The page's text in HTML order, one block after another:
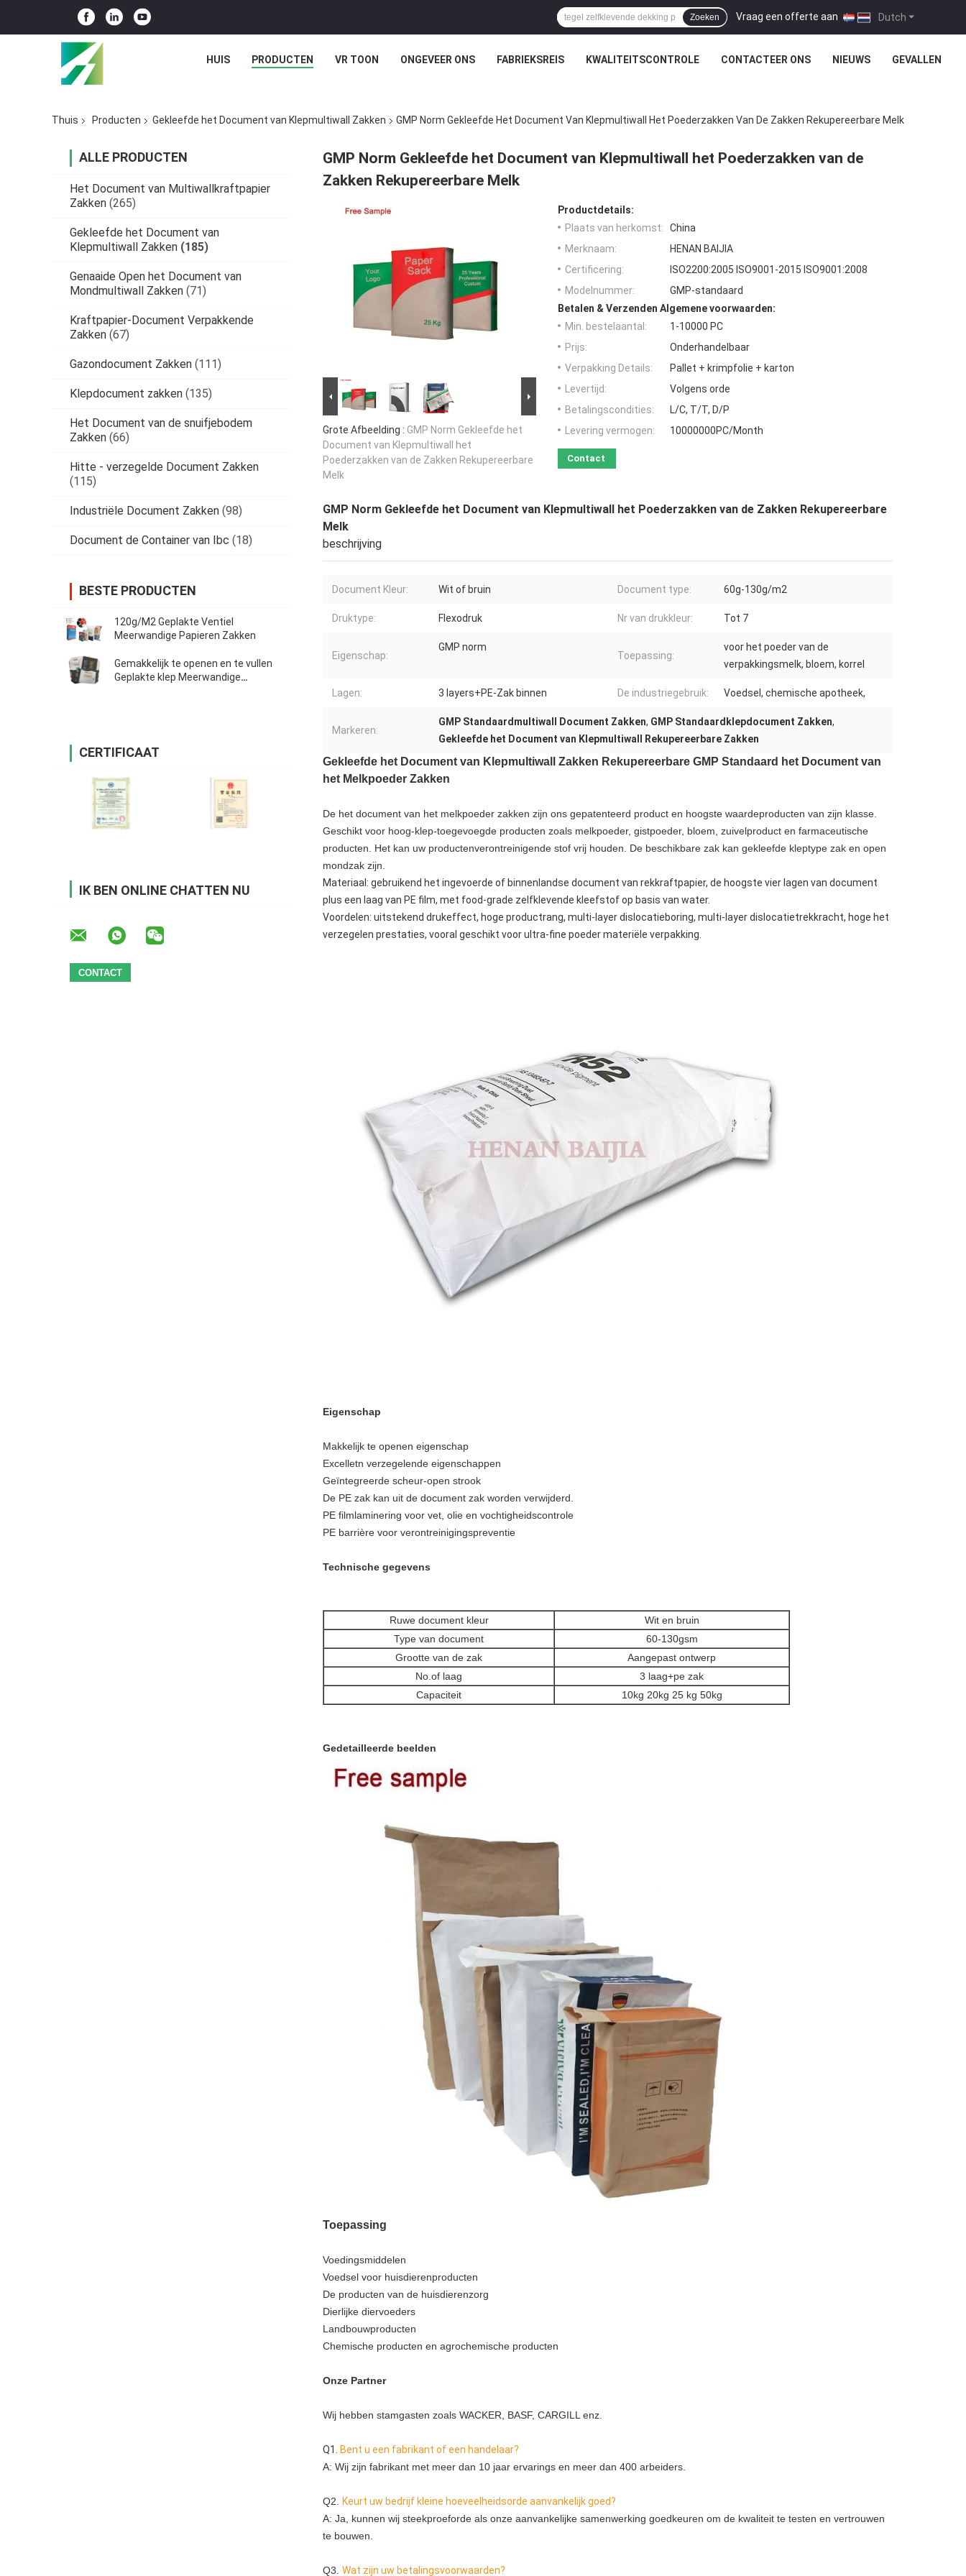
Dutch
Vraag een offerte aan |
Zoeken
HUIS PRODUCTEN VR TOON ONGEVEER ONS FABRIEKSREIS KWALITEITSCONTROLE CONTACTEER ONS NIEUWS GEVALLEN
Thuis Producten Gekleefde het Document van Klepmultiwall Zakken GMP Norm Gekleefde Het Document Van Klepmultiwall Het Poederzakken Van De Zakken Rekupereerbare Melk
ALLE PRODUCTEN
Het Document van Multiwallkraftpapier
Zakken (265)
Gekleefde het Document van
Klepmultiwall Zakken (185)
Genaaide Open het Document van
Mondmultiwall Zakken (71)
Kraftpapier-Document Verpakkende
Zakken (67)
Gazondocument Zakken (111)
Klepdocument zakken (135)
Het Document van de snuifjebodem
Zakken (66)
Hitte - verzegelde Document Zakken
(115)
Industriële Document Zakken (98)
Document de Container van Ibc (18)
BESTE PRODUCTEN
120g/M2 Geplakte Ventiel
Meerwandige Papieren Zakken
Gemakkelijk te openen en te vullen
Geplakte klep Meerwandige
CERTIFICAAT
IK BEN ONLINE CHATTEN NU
GMP Norm Gekleefde het Document van Klepmultiwall het Poederzakken van de
Zakken Rekupereerbare Melk
Grote Afbeelding : GMP Norm Gekleefde het
Document van Klepmultiwall het
Poederzakken van de Zakken Rekupereerbare
Melk
Productdetails:
Plaats van herkomst:
China
Merknaam:
HENAN BAIJIA
Certificering:
ISO2200:2005 ISO9001-2015 ISO9001:2008
Modelnummer:
GMP-standaard
Betalen & Verzenden Algemene voorwaarden:
Min. bestelaantal:
1-10000 PC
Prijs:
Onderhandelbaar
Verpakking Details:
Pallet + krimpfolie + karton
Levertijd:
Volgens orde
Betalingscondities:
L/C, T/T, D/P
Levering vermogen:
10000000PC/Month
Contact
GMP Norm Gekleefde het Document van Klepmultiwall het Poederzakken van de Zakken Rekupereerbare
Melk
beschrijving
Document Kleur: Wit of bruin Document type: 60g-130g/m2
Druktype: Flexodruk Nr van drukkleur: Tot 7
Eigenschap:
GMP norm
Toepassing:
voor het poeder van de
verpakkingsmelk, bloem, korrel
Lagen: 3 layers+PE-Zak binnen De industriegebruik: Voedsel, chemische apotheek,
Markeren:
GMP Standaardmultiwall Document Zakken, GMP Standaardklepdocument Zakken,
Gekleefde het Document van Klepmultiwall Rekupereerbare Zakken
Gekleefde het Document van Klepmultiwall Zakken Rekupereerbare GMP Standaard het Document van
het Melkpoeder Zakken
De het document van het melkpoeder zakken zijn ons gepatenteerd product en hoogste waardeproducten van zijn klasse.
Geschikt voor hoog-klep-toegevoegde producten zoals melkpoeder, gistpoeder, bloem, zuivelproduct en farmaceutische
producten. Het kan uw productenverontreinigende stof vrij houden. De beschikbare zak kan gekleefde kleptype zak en open
mondzak zijn.
Materiaal: gebruikend het ingevoerde of binnenlandse document van rekkraftpapier, de hoogste vier lagen van document
plus een laag van PE film, met food-grade zelfklevende kleefstof op basis van water.
Voordelen: uitstekend drukeffect, hoge productrang, multi-layer dislocatieboring, multi-layer dislocatietrekkracht, hoge het
verzegelen prestaties, vooral geschikt voor ultra-fine poeder materiële verpakking.
Eigenschap
Makkelijk te openen eigenschap
Excelletn verzegelende eigenschappen
Geïntegreerde scheur-open strook
De PE zak kan uit de document zak worden verwijderd.
PE filmlaminering voor vet, olie en vochtigheidscontrole
PE barrière voor verontreinigingspreventie
Technische gegevens
Ruwe document kleur
Wit en bruin
Type van document
60-130gsm
Grootte van de zak
Aangepast ontwerp
No.of laag
3 laag+pe zak
Capaciteit
10kg 20kg 25 kg 50kg
Gedetailleerde beelden
Toepassing
Voedingsmiddelen
Voedsel voor huisdierenproducten
De producten van de huisdierenzorg
Dierlijke diervoeders
Landbouwproducten
Chemische producten en agrochemische producten
Onze Partner
Wij hebben stamgasten zoals WACKER, BASF, CARGILL enz.
Q1. Bent u een fabrikant of een handelaar?
A: Wij zijn fabrikant met meer dan 10 jaar ervarings en meer dan 400 arbeiders.
Q2. Keurt uw bedrijf kleine hoeveelheidsorde aanvankelijk goed?
A: Ja, kunnen wij steekproeforde als onze aanvankelijke samenwerking goedkeuren om de kwaliteit te testen en vertrouwen
te bouwen.
Q3. Wat zijn uw betalingsvoorwaarden?